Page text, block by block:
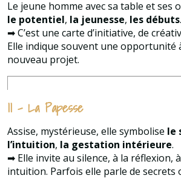
Le jeune homme avec sa table et ses
le potentiel, la jeunesse, les débuts.
➡ C’est une carte d’initiative, de
Elle indique souvent une opportunité
nouveau projet.
II – La Papesse
Assise, mystérieuse, elle symbolise le
l’intuition, la gestation intérieure.
➡ Elle invite au silence, à la réflexion,
intuition. Parfois elle parle de secrets